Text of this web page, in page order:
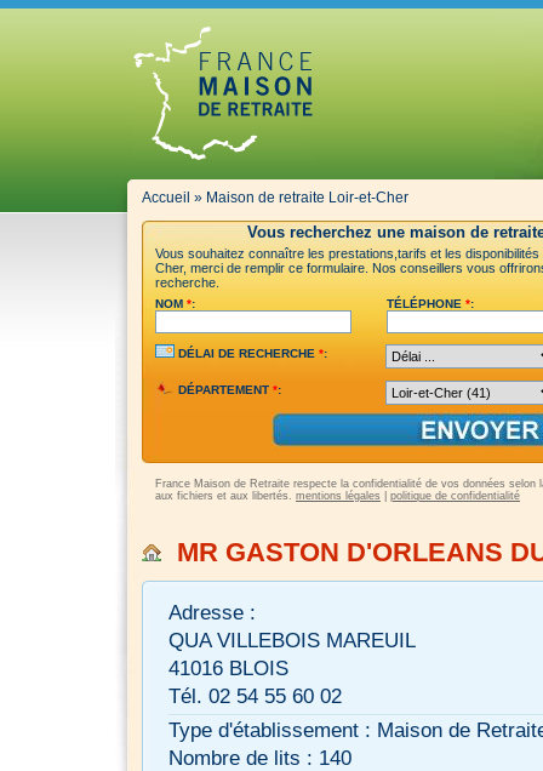
Accueil » Maison de retraite Loir-et-Cher
Vous recherchez une maison de
Vous souhaitez connaître les prestations,tarifs et les
Cher, merci de remplir ce formulaire. Nos conseillers vous
recherche.
NOM *: TÉLÉPHONE *:
DÉLAI DE RECHERCHE *:
DÉPARTEMENT *:
France Maison de Retraite respecte la confidentialité de vos données selon
aux fichiers et aux libertés. mentions légales politique de confidentialité
MR GASTON D'ORLEANS
Adresse :
QUA VILLEBOIS MAREUIL
41016 BLOIS
Tél. 02 54 55 60 02
Type d'établissement : Maison de
Nombre de lits : 140